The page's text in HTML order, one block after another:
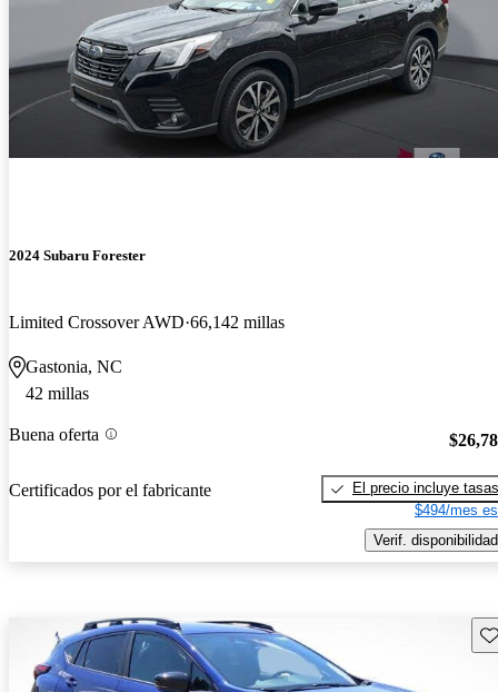
2024 Subaru Forester
Limited Crossover AWD 66,142 millas
Gastonia, NC
42 millas
Buena oferta
Certificados por el fabricante
El precio incluye tasas
$494/mes
Verif. disponibilidad